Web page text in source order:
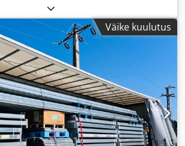
, töökõrgus:
/ käsiraamat,
Väike kuulutus